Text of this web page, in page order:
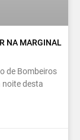
NA MARGINAL
de Bombeiros
noite desta